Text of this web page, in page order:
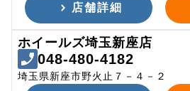
店舗詳細
ホイールズ埼玉新座店
048-480-4182
埼玉県新座市野火止７－４－２